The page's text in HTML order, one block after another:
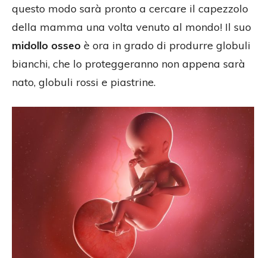
questo modo sarà pronto a cercare il capezzolo
della mamma una volta venuto al mondo! Il suo
midollo osseo è ora in grado di produrre globuli
bianchi, che lo proteggeranno non appena sarà
nato, globuli rossi e piastrine.